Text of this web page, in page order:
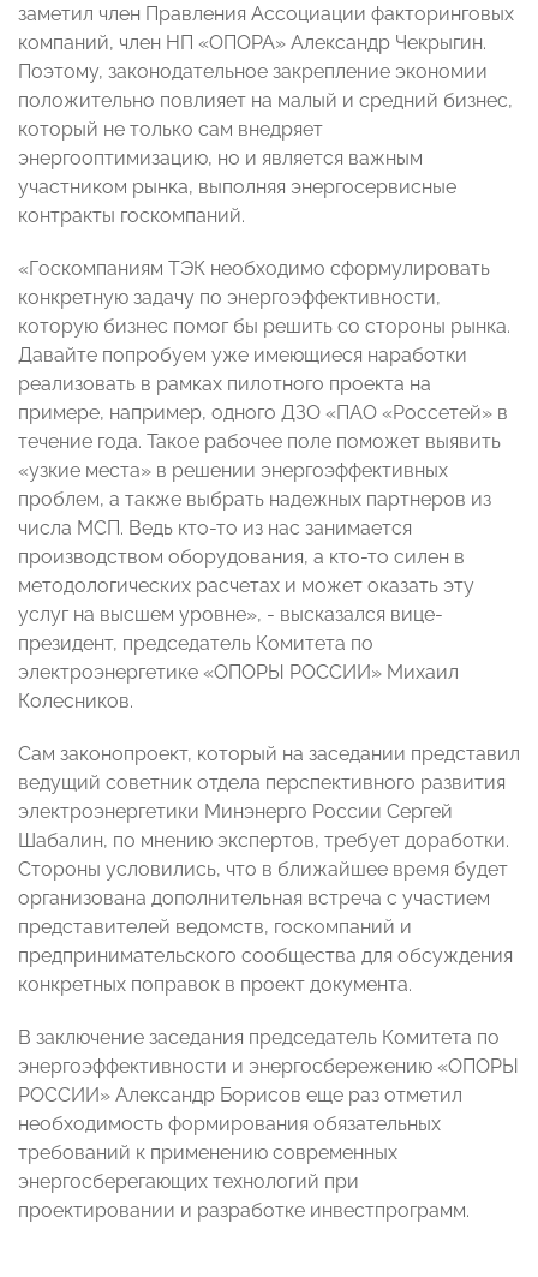
заметил член Правления Ассоциации факторинговых
компаний, член НП «ОПОРА» Александр Чекрыгин.
Поэтому, законодательное закрепление экономии
положительно повлияет на малый и средний бизнес,
который не только сам внедряет
энергооптимизацию, но и является важным
участником рынка, выполняя энергосервисные
контракты госкомпаний.
«Госкомпаниям ТЭК необходимо сформулировать
конкретную задачу по энергоэффективности,
которую бизнес помог бы решить со стороны рынка.
Давайте попробуем уже имеющиеся наработки
реализовать в рамках пилотного проекта на
примере, например, одного ДЗО «ПАО «Россетей» в
течение года. Такое рабочее поле поможет выявить
«узкие места» в решении энергоэффективных
проблем, а также выбрать надежных партнеров из
числа МСП. Ведь кто-то из нас занимается
производством оборудования, а кто-то силен в
методологических расчетах и может оказать эту
услуг на высшем уровне», - высказался вице-
президент, председатель Комитета по
электроэнергетике «ОПОРЫ РОССИИ» Михаил
Колесников.
Сам законопроект, который на заседании представил
ведущий советник отдела перспективного развития
электроэнергетики Минэнерго России Сергей
Шабалин, по мнению экспертов, требует доработки.
Стороны условились, что в ближайшее время будет
организована дополнительная встреча с участием
представителей ведомств, госкомпаний и
предпринимательского сообщества для обсуждения
конкретных поправок в проект документа.
В заключение заседания председатель Комитета по
энергоэффективности и энергосбережению «ОПОРЫ
РОССИИ» Александр Борисов еще раз отметил
необходимость формирования обязательных
требований к применению современных
энергосберегающих технологий при
проектировании и разработке инвестпрограмм.